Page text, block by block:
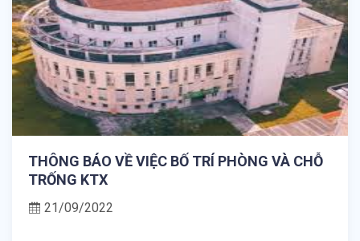
THÔNG BÁO VỀ VIỆC BỐ TRÍ PHÒNG VÀ CHỖ
TRỐNG KTX
21/09/2022